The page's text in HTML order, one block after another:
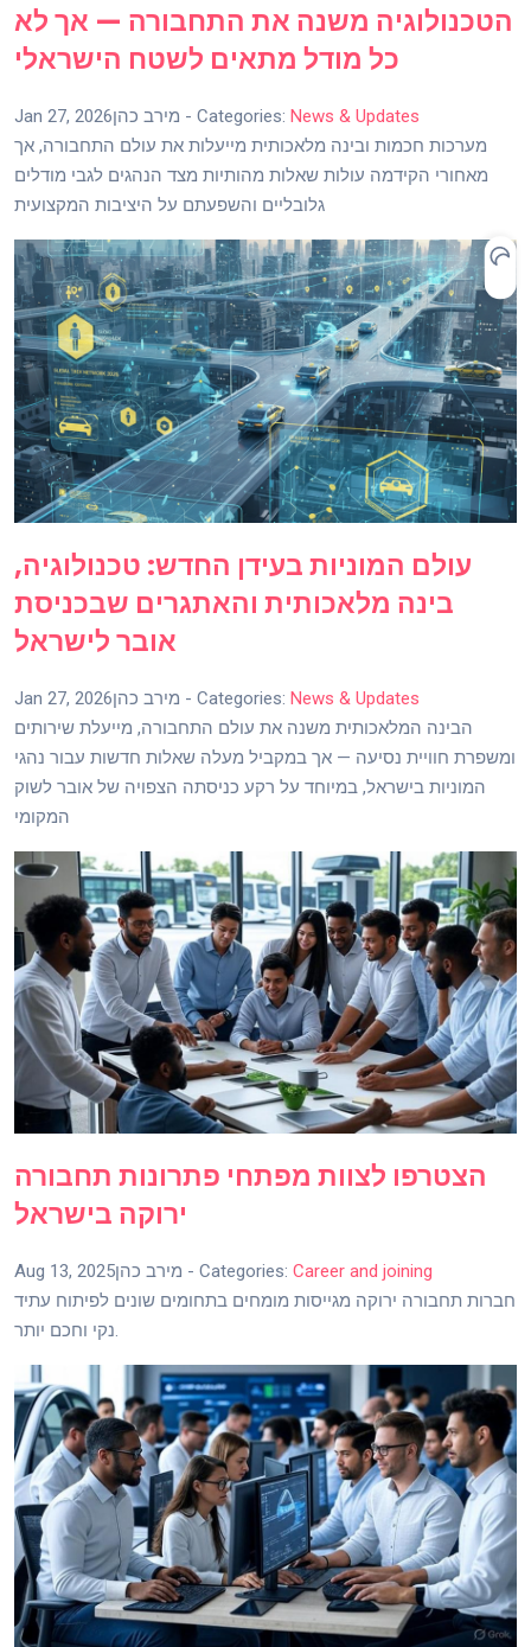
הטכנולוגיה משנה את התחבורה — אך לא
כל מודל מתאים לשטח הישראלי
Jan 27, 2026מירב כהן - Categories: News & Updates
מערכות חכמות ובינה מלאכותית מייעלות את עולם התחבורה, אך
מאחורי הקידמה עולות שאלות מהותיות מצד הנהגים לגבי מודלים
גלובליים והשפעתם על היציבות המקצועית
עולם המוניות בעידן החדש: טכנולוגיה,
בינה מלאכותית והאתגרים שבכניסת
אובר לישראל
Jan 27, 2026מירב כהן - Categories: News & Updates
הבינה המלאכותית משנה את עולם התחבורה, מייעלת שירותים
ומשפרת חוויית נסיעה — אך במקביל מעלה שאלות חדשות עבור נהגי
המוניות בישראל, במיוחד על רקע כניסתה הצפויה של אובר לשוק
המקומי
הצטרפו לצוות מפתחי פתרונות תחבורה
ירוקה בישראל
Aug 13, 2025מירב כהן - Categories: Career and joining
חברות תחבורה ירוקה מגייסות מומחים בתחומים שונים לפיתוח עתיד
נקי וחכם יותר.